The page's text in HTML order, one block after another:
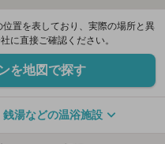
置を表しており、実際の場所と異
に直接ご確認ください。
を地図で探す
湯などの温浴施設